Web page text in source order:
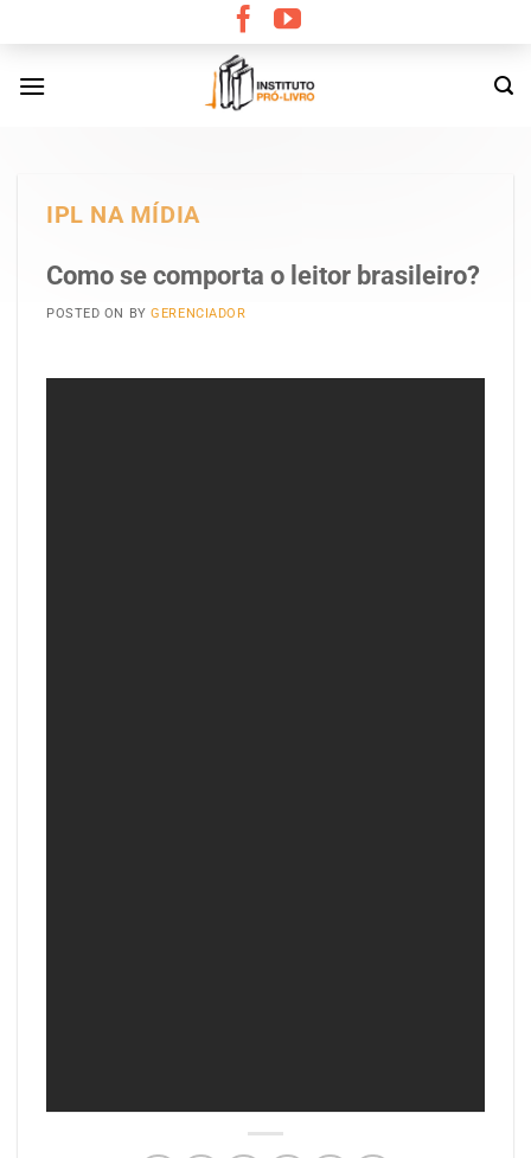
content
IPL NA MÍDIA
Como se comporta o leitor brasileiro?
POSTED ON BYGERENCIADOR